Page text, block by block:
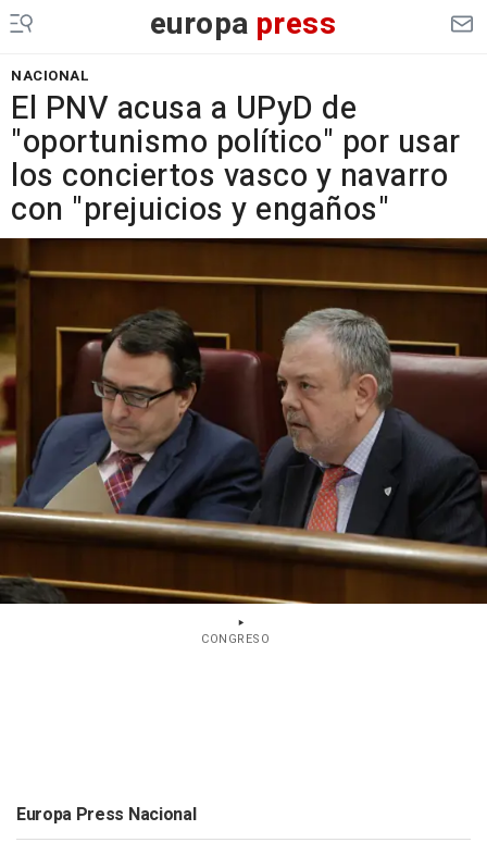
europa press
NACIONAL
El PNV acusa a UPyD de
"oportunismo político" por usar
los conciertos vasco y navarro
con "prejuicios y engaños"
CONGRESO
Europa Press Nacional